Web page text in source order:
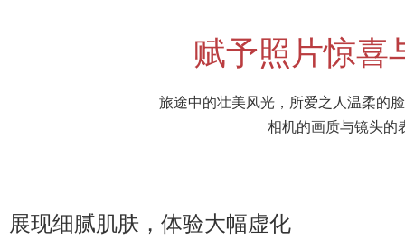
赋予照片惊喜
旅途中的壮美风光，所爱之人温柔的
相机的画质与镜头的
展现细腻肌肤，体验大幅虚化